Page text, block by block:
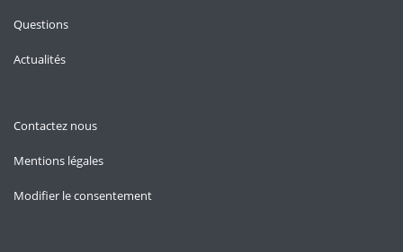
Questions
Actualités
Contactez nous
Mentions légales
Modifier le consentement